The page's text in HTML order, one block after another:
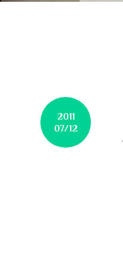
2011
07/12